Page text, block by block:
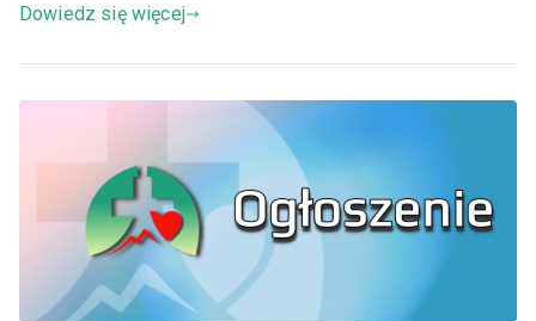
Dowiedz się więcej